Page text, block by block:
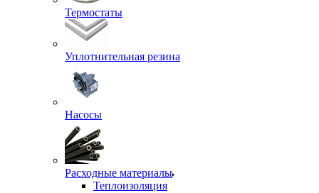
Термостаты
Уплотнительная резина
Насосы
Расходные материалы
Теплоизоляция